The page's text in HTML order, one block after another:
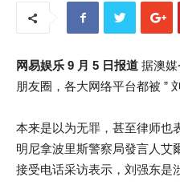
网易娱乐 9 月 5 日报道 据澳
朋友圈，各大网络平台都被 ”
本来是以为无罪，甚至律师也
明尼拿波里斯警察局發言人艾
接受电话采访表示，刘强东是